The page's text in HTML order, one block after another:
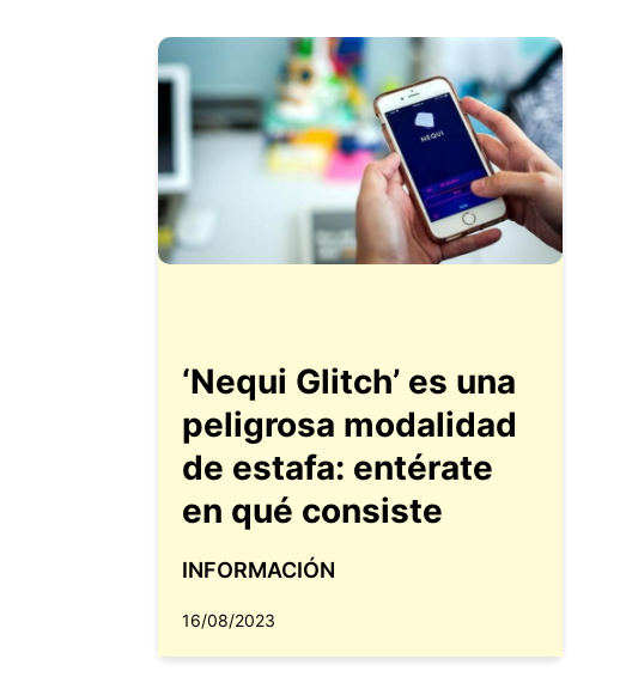
‘Nequi Glitch’ es una
peligrosa modalidad
de estafa: entérate
en qué consiste
INFORMACIÓN
16/08/2023